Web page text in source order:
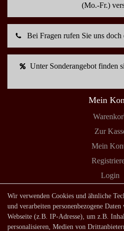
(Mo.-Fr.)
Bei Fragen rufen Sie uns
Unter Sonderangebot finden
Mein
Zur
Mein
Login
Shop
Wir verwenden Cookies und ähnliche
und verarbeiten personenbezogene
Webseite (z.B. IP-Adresse), um z.B.
personalisieren, Medien von